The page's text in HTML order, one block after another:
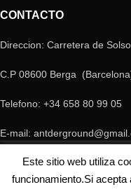
CONTACTO
Direccion: Carretera de
C.P 08600 Berga
Telefono: +34 658 80 99 05
E-mail:
Este sitio web utiliza
funcionamiento.Si